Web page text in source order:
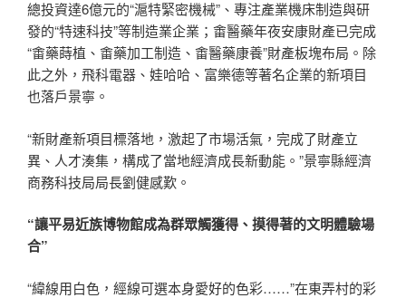
總投資達6億元的“滬特緊密機械”、專注產業機床制造與研
發的“特速科技”等制造業企業；畬醫藥年夜安康財產已完成
“畬藥蒔植、畬藥加工制造、畬醫藥康養”財產板塊布局。除
此之外，飛科電器、娃哈哈、富樂德等著名企業的新項目
也落戶景寧。
“新財產新項目標落地，激起了市場活氣，完成了財產立
異、人才湊集，構成了當地經濟成長新動能。”景寧縣經濟
商務科技局局長劉健感歎。
“讓平易近族博物館成為群眾觸獲得、摸得著的文明體驗場
合”
“緯線用白色，經線可選本身愛好的色彩……”在東弄村的彩